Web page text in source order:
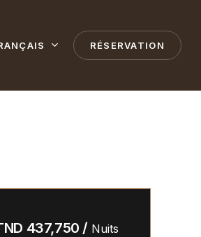
RÉSERVATION
437,750 / Nuits